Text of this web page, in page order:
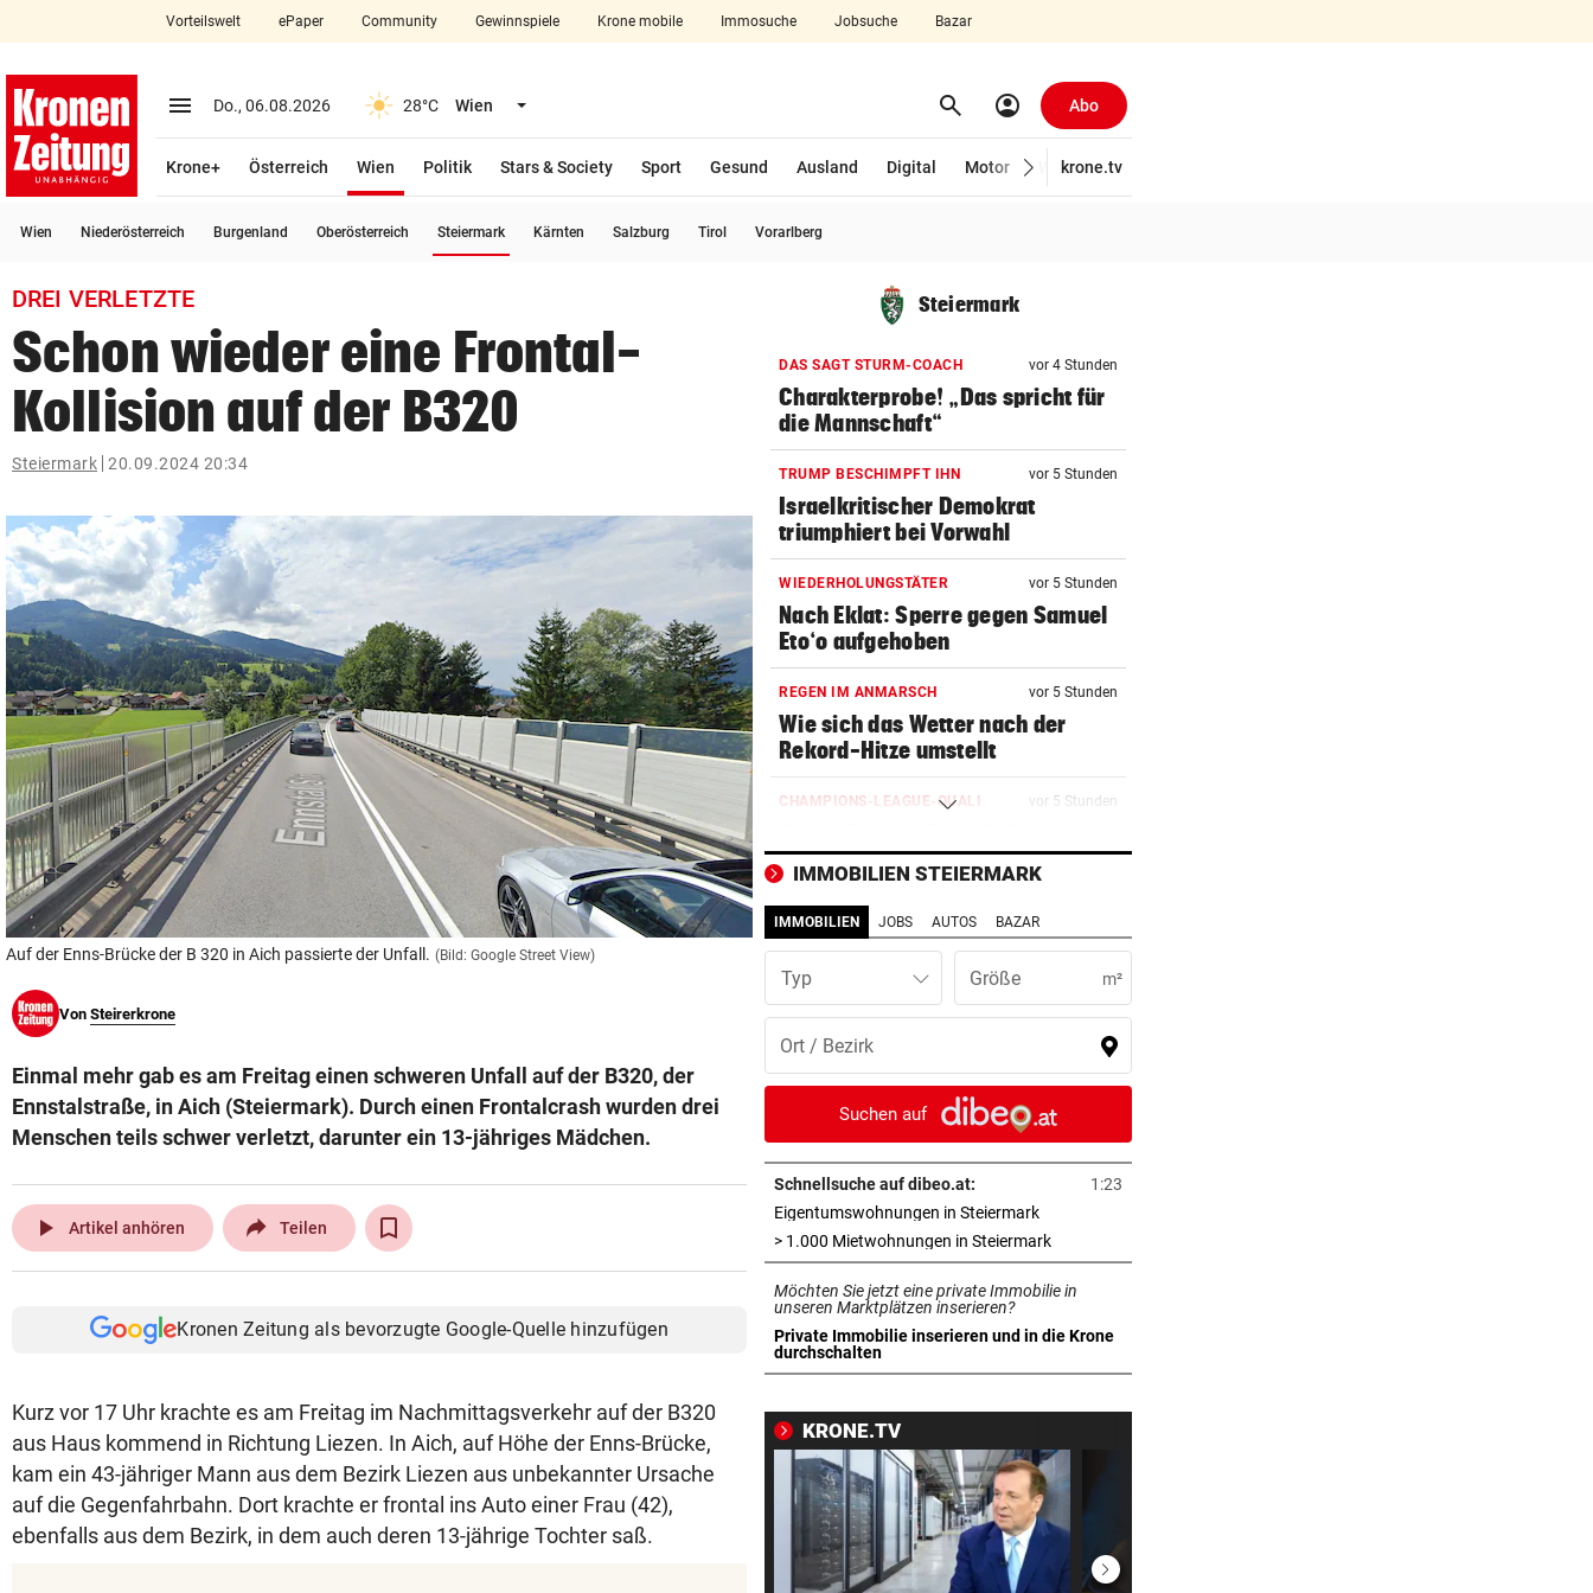
closeSchließen
account_circle Anmelden
arrow_right
Bundesland auswählen
search
Suchbegriff
eingeben
© Krone Multimedia GmbH & Co KG 2026
Muthgasse 2, 1190 Wien
Vorteilswelt ePaper Community Gewinnspiele Krone mobile Immosuche Jobsuche Bazar
menu Menü aufklappen
Do., 06.08.2026 28°C Wien Menü aufklappen search Suchen
account_circle Abo
Krone+ Österreich Wien
Politik
Stars & Society Sport Gesund Ausland Digital Motor Wirtschaft
krone.tv
Wien Niederösterreich Burgenland Oberösterreich Steiermark Kärnten Salzburg Tirol Vorarlberg
DREI VERLETZTE
Schon wieder eine Frontal-
Kollision auf der B320
Steiermark 20.09.2024 20:34
Auf der Enns-Brücke der B 320 in Aich passierte der Unfall. (Bild: Google Street View)
Von Steirerkrone
Einmal mehr gab es am Freitag einen schweren Unfall auf der B320, der
Ennstalstraße, in Aich (Steiermark). Durch einen Frontalcrash wurden drei
Menschen teils schwer verletzt, darunter ein 13-jähriges Mädchen.
play_arrow Artikel anhören Teilen
Kronen Zeitung als bevorzugte Google-Quelle hinzufügen
Kurz vor 17 Uhr krachte es am Freitag im Nachmittagsverkehr auf der B320
aus Haus kommend in Richtung Liezen. In Aich, auf Höhe der Enns-Brücke,
kam ein 43-jähriger Mann aus dem Bezirk Liezen aus unbekannter Ursache
auf die Gegenfahrbahn. Dort krachte er frontal ins Auto einer Frau (42),
ebenfalls aus dem Bezirk, in dem auch deren 13-jährige Tochter saß.
Steiermark
DAS SAGT STURM-COACH vor 4 Stunden
Charakterprobe! „Das spricht für
die Mannschaft“
TRUMP BESCHIMPFT IHN vor 5 Stunden
Israelkritischer Demokrat
triumphiert bei Vorwahl
WIEDERHOLUNGSTÄTER vor 5 Stunden
Nach Eklat: Sperre gegen Samuel
Eto‘o aufgehoben
REGEN IM ANMARSCH vor 5 Stunden
Wie sich das Wetter nach der
Rekord-Hitze umstellt
CHAMPIONS-LEAGUE-QUALI vor 5 Stunden
Istanbul ohne Chance
MIT BOJE GEFUNDEN
Pensionistin starb beim
Schwimmen im Wallersee
FRÜCHTL „NEUER ZWEIER“ vor 6 Stunden
Red Bull Salzburg hat neuen
Tormann gefunden
AM WEG ZUR WILDSPITZE vor 6 Stunden
Bergsteiger stürzte 20 Meter in
Gletscherspalte ab
CLOUD, KI & DATEN: vor 6 Stunden
Wem gehört Österreichs digitale
Zukunft?
FÖHRENWALD IN FLAMMEN vor 6 Stunden
500 Helfer kämpfen bei Gluthitze
BEI RONALDINHO-BESUCH vor 6 Stunden
Nächster Brasilien-Star kommt an
den Wörthersee
DANK MEGA-ABLÖSE vor 6 Stunden
IMMOBILIEN STEIERMARK
IMMOBILIEN JOBS AUTOS BAZAR
Typ m²
Suchen auf
Schnellsuche auf dibeo.at:
1:23
Eigentumswohnungen in Steiermarkin neuem Tab öffnen
> 1.000 Mietwohnungen in Steiermarkin neuem Tab öffnen
Möchten Sie jetzt eine private Immobilie in
unseren Marktplätzen inserieren?
Private Immobilie inserieren und in die Krone
durchschalten
in neuem Tab öffnen
KRONE.TV